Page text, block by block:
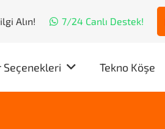
Alın! 7/24 Canlı Destek!
Seçenekleri Tekno Köşe